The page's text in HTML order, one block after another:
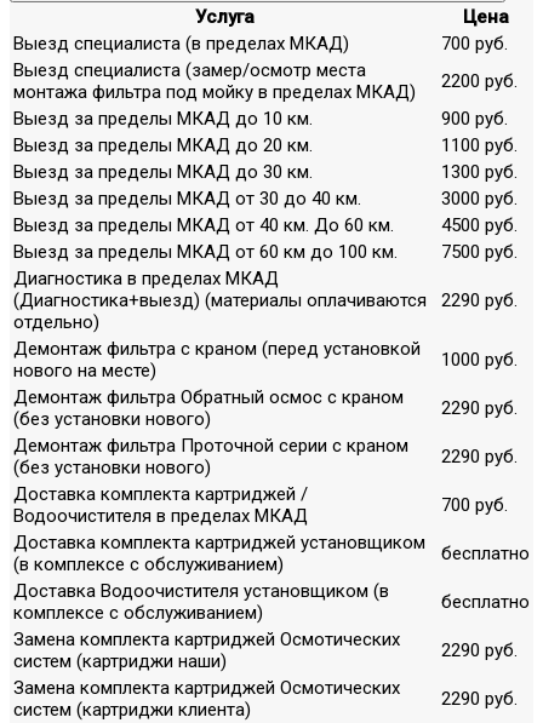
Услуга
Цена
Выезд специалиста (в пределах МКАД)
700 руб.
Выезд специалиста (замер/осмотр места
монтажа фильтра под мойку в пределах МКАД)
2200 руб.
Выезд за пределы МКАД до 10 км.
900 руб.
Выезд за пределы МКАД до 20 км.
1100 руб.
Выезд за пределы МКАД до 30 км.
1300 руб.
Выезд за пределы МКАД от 30 до 40 км.
3000 руб.
Выезд за пределы МКАД от 40 км. До 60 км.
4500 руб.
Выезд за пределы МКАД от 60 км до 100 км.
7500 руб.
Диагностика в пределах МКАД
(Диагностика+выезд) (материалы оплачиваются
отдельно)
2290 руб.
Демонтаж фильтра с краном (перед установкой
нового на месте)
1000 руб.
Демонтаж фильтра Обратный осмос с краном
(без установки нового)
2290 руб.
Демонтаж фильтра Проточной серии с краном
(без установки нового)
2290 руб.
Доставка комплекта картриджей /
Водоочистителя в пределах МКАД
700 руб.
Доставка комплекта картриджей установщиком
(в комплексе с обслуживанием)
бесплатно
Доставка Водоочистителя установщиком (в
комплексе с обслуживанием)
бесплатно
Замена комплекта картриджей Осмотических
систем (картриджи наши)
2290 руб.
Замена комплекта картриджей Осмотических
систем (картриджи клиента)
2290 руб.